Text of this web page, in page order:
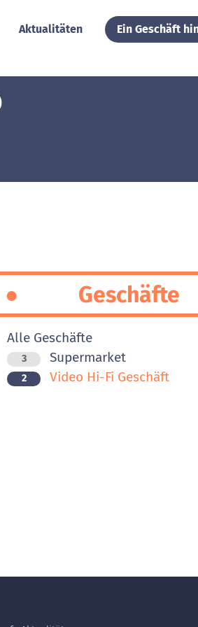
Aktualitäten Ein Geschäft
Geschäfte
Alle Geschäfte
3 Supermarket
2 Video Hi-Fi Geschäft